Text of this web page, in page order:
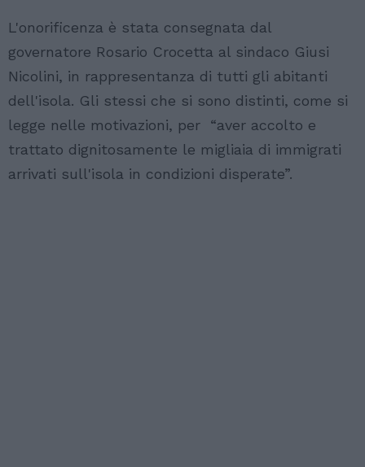
L'onorificenza è stata consegnata dal
governatore Rosario Crocetta al sindaco Giusi
Nicolini, in rappresentanza di tutti gli abitanti
dell'isola. Gli stessi che si sono distinti, come si
legge nelle motivazioni, per “aver accolto e
trattato dignitosamente le migliaia di immigrati
arrivati sull'isola in condizioni disperate”.